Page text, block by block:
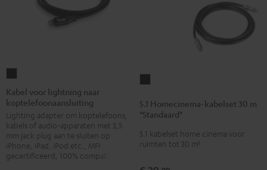
voor
lightning
naar
koptelefoonaansluiting
Zwart
Kabel voor lightning naar
koptelefoonaansluiting
Lighting adapter om koptelefoons,
kabels of audio-apparaten met 3,5
mm jack plug aan te sluiten op
iPhone, iPad, iPod etc., MFI
gecertificeerd, 100% compatibel
kabelset
m
Zwart
5.1 Homecinema-kabelset 30 m
"Standaard"
5.1 kabelset home cinema voor
ruimten tot 30 m²